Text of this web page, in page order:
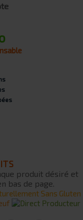
produit désiré et
bas de page.
Sans Gluten